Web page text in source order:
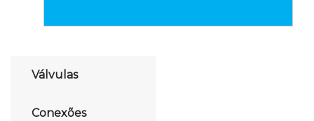
Válvulas
Conexões